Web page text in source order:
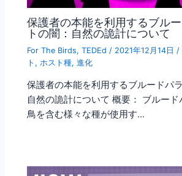
保護者の本能を利用するブル
トの闇：自然の詭計について
For The Birds,TEDEd / 2021年12月14日 /
ト , ホスト種,進化
保護者の本能を利用するブルードパ
自然の詭計について 概要： ブルード
鳥を含む様々な種が使用す…